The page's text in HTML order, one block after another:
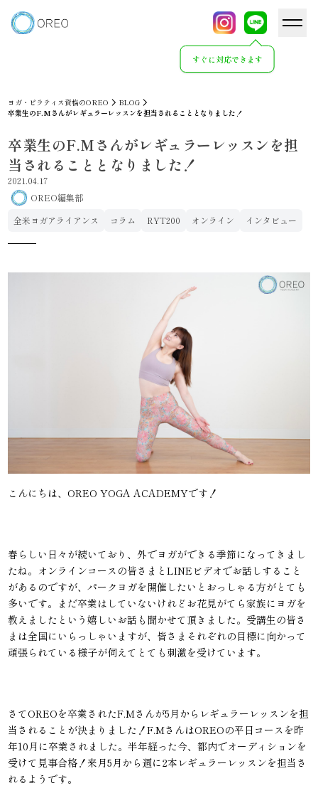
すぐに対応できます
ヨガ・ピラティス資格のOREO
BLOG
卒業生のF.Mさんがレギュラーレッスンを担当されることとなりました！
卒業生のF.Mさんがレギュラーレッスンを担
当されることとなりました！
2021.04.17
OREO編集部
全米ヨガアライアンス
コラム RYT200 オンライン インタビュー
こんにちは、OREO YOGA ACADEMYです！
春らしい日々が続いており、外でヨガができる季節になってきまし
たね。オンラインコースの皆さまとLINEビデオでお話しすること
があるのですが、パークヨガを開催したいとおっしゃる方がとても
多いです。まだ卒業はしていないけれどお花見がてら家族にヨガを
教えましたという嬉しいお話も聞かせて頂きました。受講生の皆さ
まは全国にいらっしゃいますが、皆さまそれぞれの目標に向かって
頑張られている様子が伺えてとても刺激を受けています。
さてOREOを卒業されたF.Mさんが5月からレギュラーレッスンを担
当されることが決まりました！F.MさんはOREOの平日コースを昨
年10月に卒業されました。半年経った今、都内でオーディションを
受けて見事合格！来月5月から週に2本レギュラーレッスンを担当さ
れるようです。